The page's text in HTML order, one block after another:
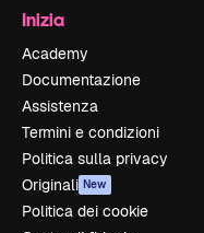
Inizia
Academy
Documentazione
Assistenza
Termini e condizioni
Politica sulla privacy
Originali New
Politica dei cookie